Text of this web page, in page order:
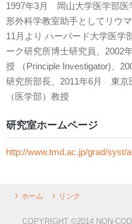
1997年3月 岡山大学医学部
形外科学教室助手としてリウ
11月より ハーバード大学医学
ーク研究所博士研究員、2002
授 （Principle Investigator)、
研究所部長、2011年6月 東京
（医学部）教授
研究室ホームページ
http://www.tmd.ac.jp/grad/syst/
ホーム リンク
COPYRIGHT ©2014 NON-